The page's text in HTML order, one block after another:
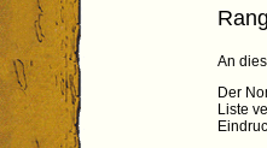
An
Der
Liste